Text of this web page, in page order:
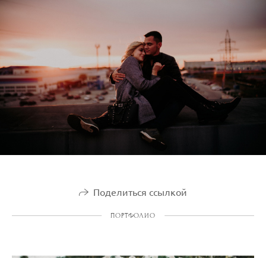
Поделиться ссылкой
ПОРТФОЛИО